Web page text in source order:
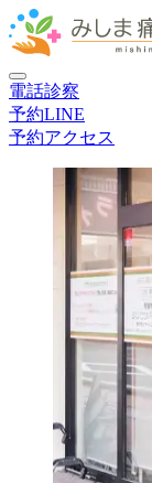
電話診察
予約LINE
予約アクセス